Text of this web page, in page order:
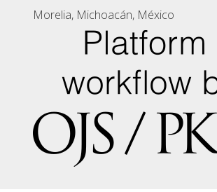
Morelia, Michoacán, México